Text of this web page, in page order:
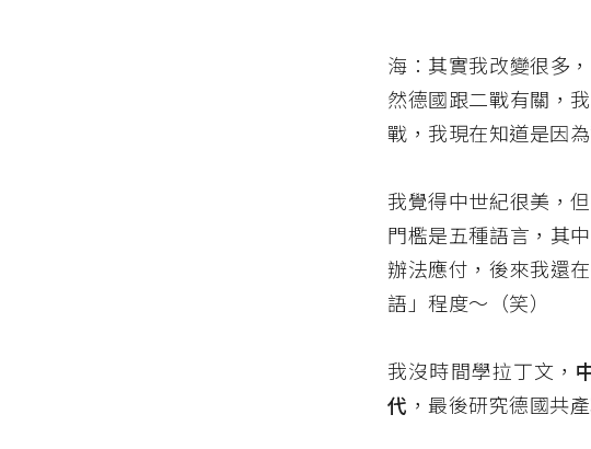
海：其實我改變很多，
然德國跟二戰有關，
戰，我現在知道是因
我覺得中世紀很美，但
門檻是五種語言，其
辦法應付，後來我還
語」程度～（笑）
我沒時間學拉丁文，
代 ，最後研究德國共